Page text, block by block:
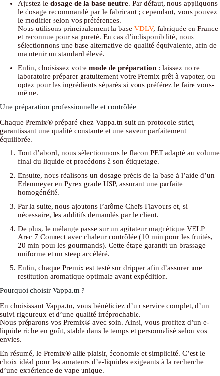
Ajustez ledosage de la base neutre. Par défaut, nous appliquons
le dosage recommandé par le fabricant ; cependant, vous pouvez
le modifier selon vos préférences.
Nous utilisons principalement la base VDLV, fabriquée en France
et reconnue pour sa pureté. En cas d’indisponibilité, nous
sélectionnons une base alternative de qualité équivalente, afin de
maintenir un standard élevé.
Enfin, choisissez votremode de préparation : laissez notre
laboratoire préparer gratuitement votre Premix prêt à vapoter, ou
optez pour les ingrédients séparés si vous préférez le faire vous-
même.
Une préparation professionnelle et contrôlée
Chaque Premix® préparé chez Vappa.tn suit un protocole strict,
garantissant une qualité constante et une saveur parfaitement
équilibrée.
Tout d’abord, nous sélectionnons le flacon PET adapté au volume
final du liquide et procédons à son étiquetage.
Ensuite, nous réalisons un dosage précis de la base à l’aide d’un
Erlenmeyer en Pyrex grade USP, assurant une parfaite
homogénéité.
Par la suite, nous ajoutons l’arôme Chefs Flavours et, si
nécessaire, les additifs demandés par le client.
De plus, le mélange passe sur un agitateur magnétique VELP
Arec 7 Connect avec chaleur contrôlée (10 min pour les fruités,
20 min pour les gourmands). Cette étape garantit un brassage
uniforme et un steep accéléré.
Enfin, chaque Premix est testé sur dripper afin d’assurer une
restitution aromatique optimale avant expédition.
Pourquoi choisir Vappa.tn ?
En choisissant Vappa.tn, vous bénéficiez d’un service complet, d’un
suivi rigoureux et d’une qualité irréprochable.
Nous préparons vos Premix® avec soin. Ainsi, vous profitez d’un e-
liquide riche en goût, stable dans le temps et personnalisé selon vos
envies.
En résumé, le Premix® allie plaisir, économie et simplicité. C’est le
choix idéal pour les amateurs d’e-liquides exigeants à la recherche
d’une expérience de vape unique.